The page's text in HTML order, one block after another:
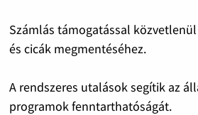
Számlás támogatással
és cicák megmentéséhez.
A rendszeres utalások segítik az
programok fenntarthatóságát.